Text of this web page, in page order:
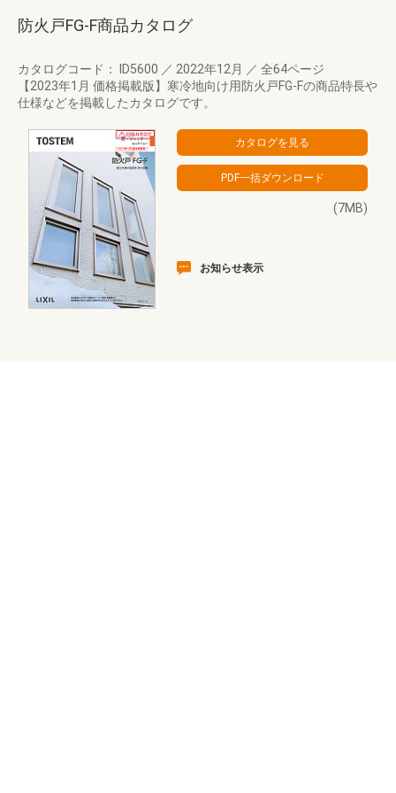
防火戸FG-F商品カタログ
カタログコード： ID5600 ／ 2022年12月 ／ 全64ページ
【2023年1月 価格掲載版】寒冷地向け用防火戸FG-Fの商品特長や
仕様などを掲載したカタログです。
(7MB)
お知らせ表示